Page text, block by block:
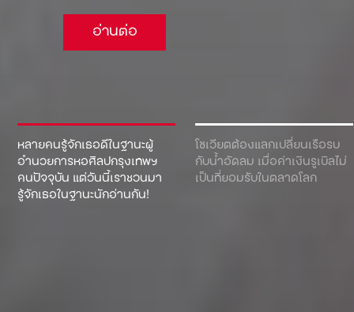
หลายคนรู้จักเธอดีในฐานะผู้
อำนวยการหอศิลปกรุงเทพฯ
คนปัจจุบัน แต่วันนี้เราชวนมา
รู้จักเธอในฐานะนักอ่านกัน!
โซเวียตต้องแลกเปลี่ยนเรือรบ
กับน้ำอัดลม เมื่อค่าเงินรูเบิลไม่
เป็นที่ยอมรับในตลาดโลก
อ่านต่ออ่านต่อ